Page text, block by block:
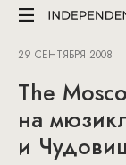
29 СЕНТЯБРЯ 2008
The
на
и